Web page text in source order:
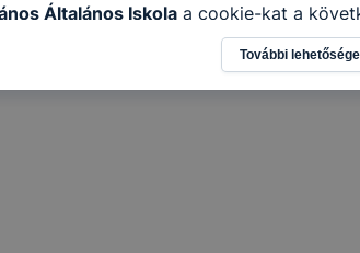
Általános Iskola a cookie-kat a
gyűjtése azzal kapcsolatban, hogyan
hogy a honlap melyik részeit
így megtudhatjuk, hogyan biztosítsunk
További